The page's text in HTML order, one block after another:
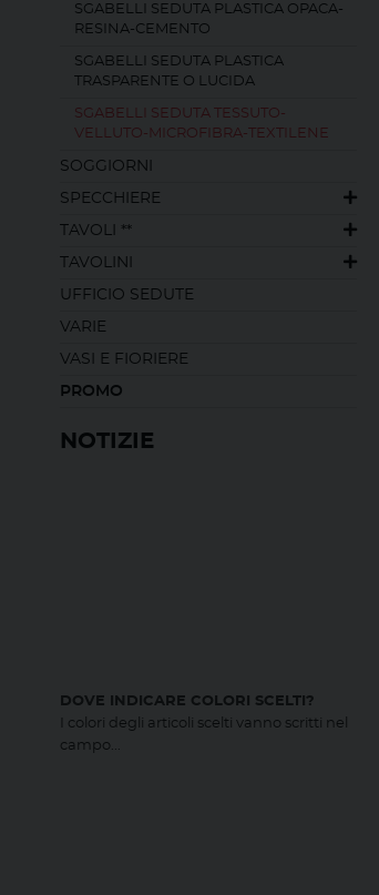
SGABELLI SEDUTA PLASTICA OPACA-
RESINA-CEMENTO
SGABELLI SEDUTA PLASTICA
TRASPARENTE O LUCIDA
SGABELLI SEDUTA TESSUTO-
VELLUTO-MICROFIBRA-TEXTILENE
SOGGIORNI
SPECCHIERE
TAVOLI **
TAVOLINI
UFFICIO SEDUTE
VARIE
VASI E FIORIERE
PROMO
NOTIZIE
DOVE INDICARE COLORI SCELTI?
I colori degli articoli scelti vanno scritti nel
campo...